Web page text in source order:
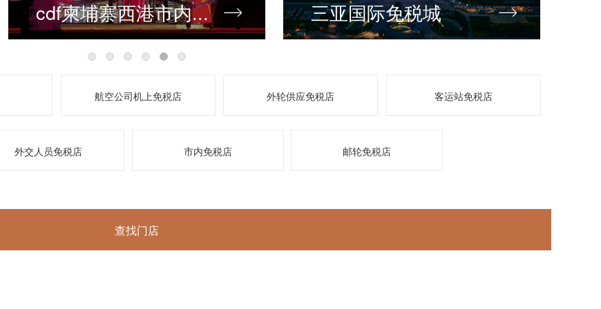
cdf柬埔寨西港市内... 三亚国际免税城
航空公司机上免税店 外轮供应免税店 客运站免税店
外交人员免税店 市内免税店 邮轮免税店
查找门店